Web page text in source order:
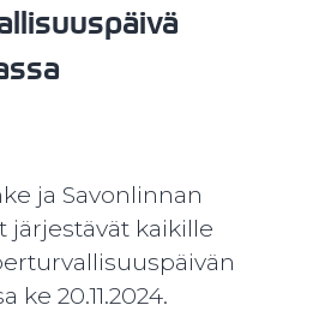
ja Savonlinnan
järjestävät kaikille
ke 20.11.2024.